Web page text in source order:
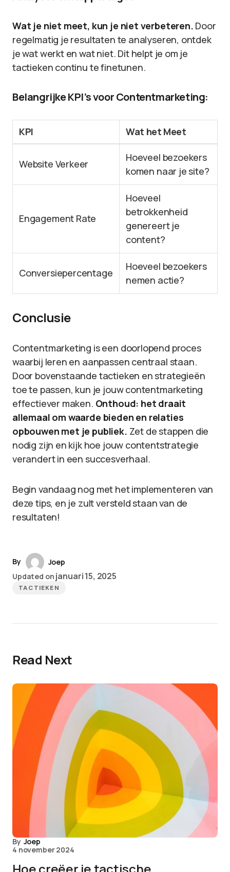
Wat je niet meet, kun je niet verbeteren. Door
regelmatig je resultaten te analyseren, ontdek
je wat werkt en wat niet. Dit helpt je om je
tactieken continu te finetunen.
Belangrijke KPI’s voor Contentmarketing:
KPI Wat het Meet
Website Verkeer
Hoeveel bezoekers
komen naar je site?
Engagement Rate
Hoeveel
betrokkenheid
genereert je
content?
Conversiepercentage
Hoeveel bezoekers
nemen actie?
Conclusie
Contentmarketing is een doorlopend proces
waarbij leren en aanpassen centraal staan.
Door bovenstaande tactieken en strategieën
toe te passen, kun je jouw contentmarketing
effectiever maken. Onthoud: het draait
allemaal om waarde bieden en relaties
opbouwen met je publiek. Zet de stappen die
nodig zijn en kijk hoe jouw contentstrategie
verandert in een succesverhaal.
Begin vandaag nog met het implementeren van
deze tips, en je zult versteld staan van de
resultaten!
By
Joep
Updated on januari 15, 2025
TACTIEKEN
Read Next
By Joep
4 november 2024